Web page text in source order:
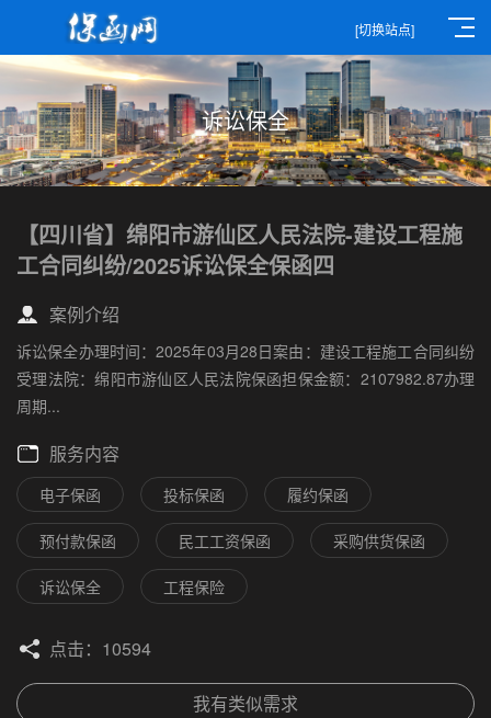
[切换站点]
诉讼保全
【四川省】绵阳市游仙区人民法院-建设工程施
工合同纠纷/2025诉讼保全保函四
案例介绍
诉讼保全办理时间：2025年03月28日案由：建设工程施工合同纠纷
受理法院：绵阳市游仙区人民法院保函担保金额：2107982.87办理
周期...
服务内容
电子保函 投标保函 履约保函
预付款保函 民工工资保函 采购供货保函
诉讼保全 工程保险
点击：10594
我有类似需求